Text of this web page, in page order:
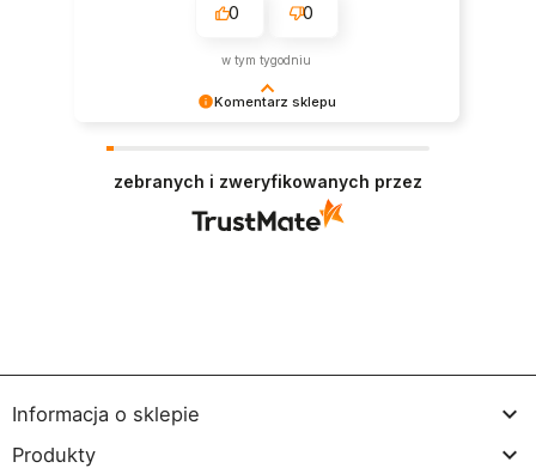
Komentarz sklepu
że jesteśmy na właściwym torze :) Z
pozdrowieniami, obsługa sklepu.
0 0
w tym tygodniu
zebranych i zweryfikowanych przez
Informacja o sklepie 
Produkty 